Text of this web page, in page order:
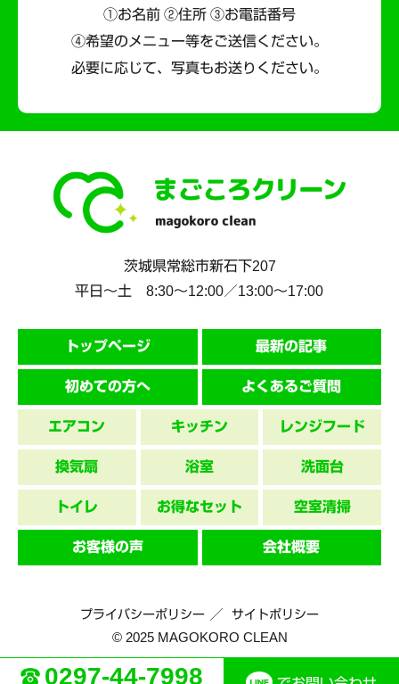
0297-44-7998
①お名前 ②住所 ③お電話番号
④希望のメニュー等をご送信ください。
必要に応じて、写真もお送りください。
茨城県常総市新石下207
平日～土 8:30〜12:00／13:00〜17:00
トップページ 最新の記事
初めての方へ よくあるご質問
エアコン キッチン レンジフード
換気扇 浴室 洗面台
トイレ お得なセット 空室清掃
お客様の声 会社概要
プライバシーポリシー サイトポリシー
© 2025 MAGOKORO CLEAN